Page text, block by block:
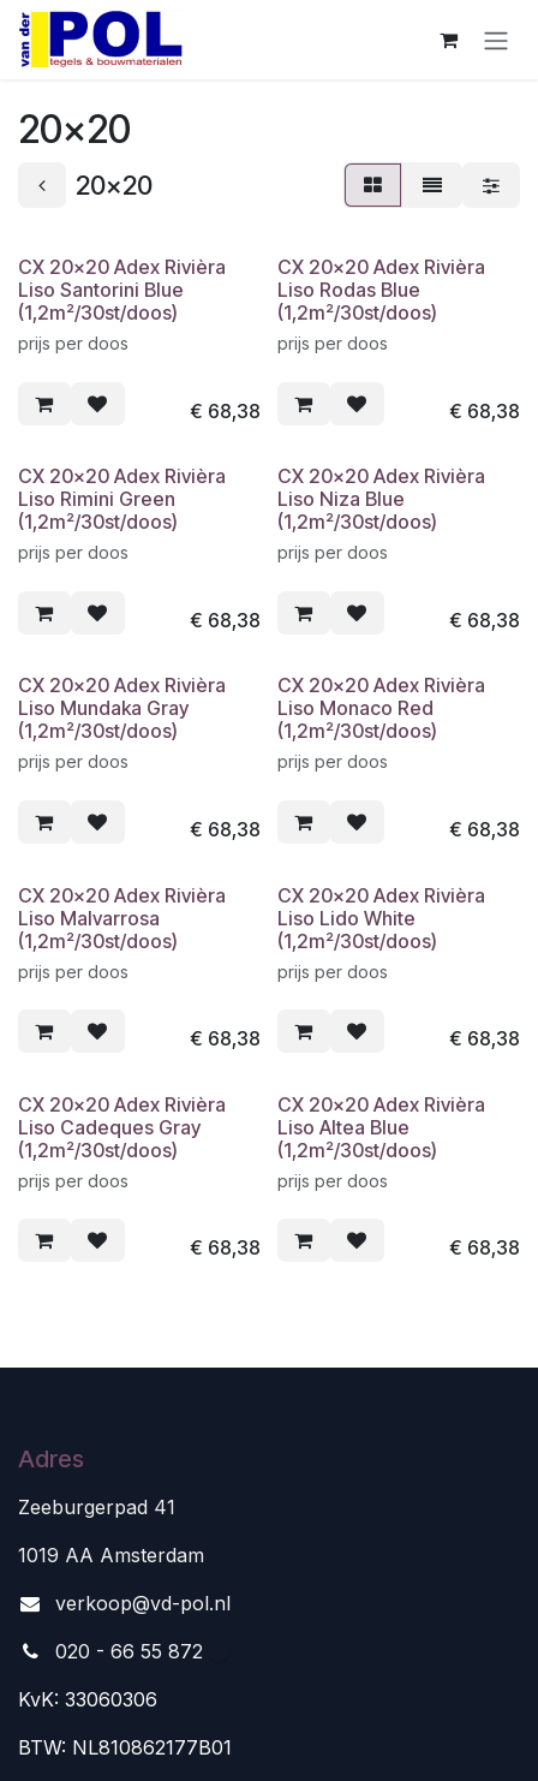
Overslaan naar inhoud
20x20
20x20
CX 20x20 Adex Rivièra
Liso Santorini Blue
(1,2m²/30st/doos)
prijs per doos
€ 68,38
CX 20x20 Adex Rivièra
Liso Rodas Blue
(1,2m²/30st/doos)
prijs per doos
€ 68,38
CX 20x20 Adex Rivièra
Liso Rimini Green
(1,2m²/30st/doos)
prijs per doos
€ 68,38
CX 20x20 Adex Rivièra
Liso Niza Blue
(1,2m²/30st/doos)
prijs per doos
€ 68,38
CX 20x20 Adex Rivièra
Liso Mundaka Gray
(1,2m²/30st/doos)
prijs per doos
€ 68,38
CX 20x20 Adex Rivièra
Liso Monaco Red
(1,2m²/30st/doos)
prijs per doos
€ 68,38
CX 20x20 Adex Rivièra
Liso Malvarrosa
(1,2m²/30st/doos)
prijs per doos
€ 68,38
CX 20x20 Adex Rivièra
Liso Lido White
(1,2m²/30st/doos)
prijs per doos
€ 68,38
CX 20x20 Adex Rivièra
Liso Cadeques Gray
(1,2m²/30st/doos)
prijs per doos
€ 68,38
CX 20x20 Adex Rivièra
Liso Altea Blue
(1,2m²/30st/doos)
prijs per doos
€ 68,38
Adres
Zeeburgerpad 41
1019 AA Amsterdam
verkoop@vd-pol.nl
020 - 66 55 872
KvK: 33060306
BTW: NL810862177B01